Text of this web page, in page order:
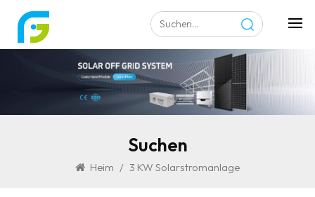
Suchen
Heim / 3 KW Solarstromanlage